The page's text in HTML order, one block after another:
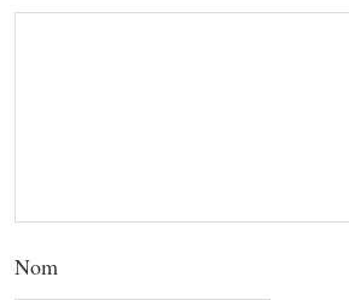
Nom